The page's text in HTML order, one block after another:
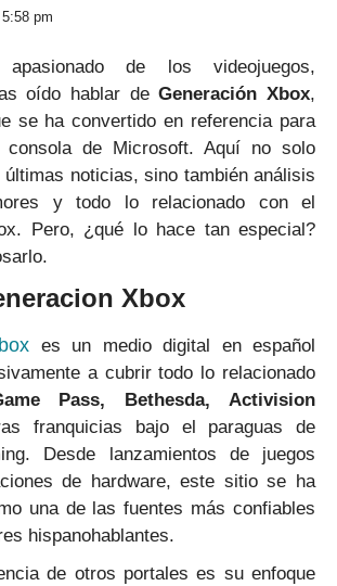
5:58 pm
de los videojuegos,
oído hablar deGeneración Xbox,
se ha convertido en referencia para
de Microsoft. Aquí no solo
noticias, sino también análisis
y todo lo relacionado con el
Pero, ¿qué lo hace tan especial?
Xbox
es un medio digital en español
a cubrir todo lo relacionado
Pass, Bethesda, Activision
franquicias bajo el paraguas de
Desde lanzamientos de juegos
de hardware, este sitio se ha
una de las fuentes más confiables
hispanohablantes.
de otros portales es su enfoque